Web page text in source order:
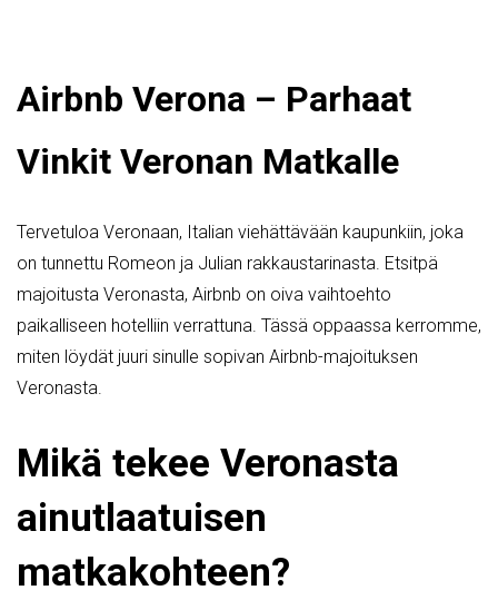
Airbnb Verona – Parhaat
Vinkit Veronan Matkalle
Tervetuloa Veronaan, Italian viehättävään kaupunkiin, joka
on tunnettu Romeon ja Julian rakkaustarinasta. Etsitpä
majoitusta Veronasta, Airbnb on oiva vaihtoehto
paikalliseen hotelliin verrattuna. Tässä oppaassa kerromme,
miten löydät juuri sinulle sopivan Airbnb-majoituksen
Veronasta.
Mikä tekee Veronasta
ainutlaatuisen
matkakohteen?